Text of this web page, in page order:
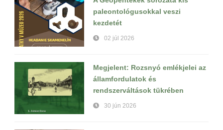
paleontológusokkal veszi
kezdetét
02 júl 2026
Megjelent: Rozsnyó emlékjelei az
államfordulatok és
rendszerváltások tükrében
30 jún 2026